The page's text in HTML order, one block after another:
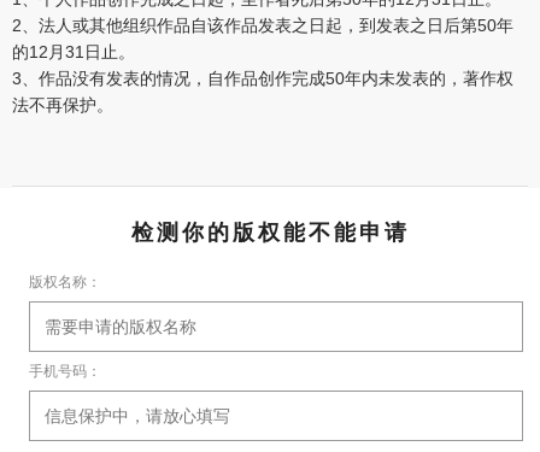
2、法人或其他组织作品自该作品发表之日起，到发表之日后第50年
的12月31日止。
3、作品没有发表的情况，自作品创作完成50年内未发表的，著作权
法不再保护。
检测你的版权能不能申请
版权名称：
手机号码：